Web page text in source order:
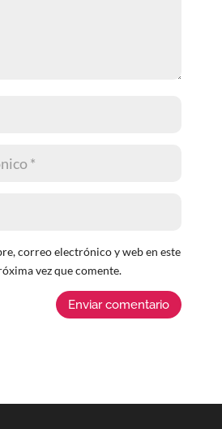
correo electrónico y web en este
vez que comente.
Enviar comentario